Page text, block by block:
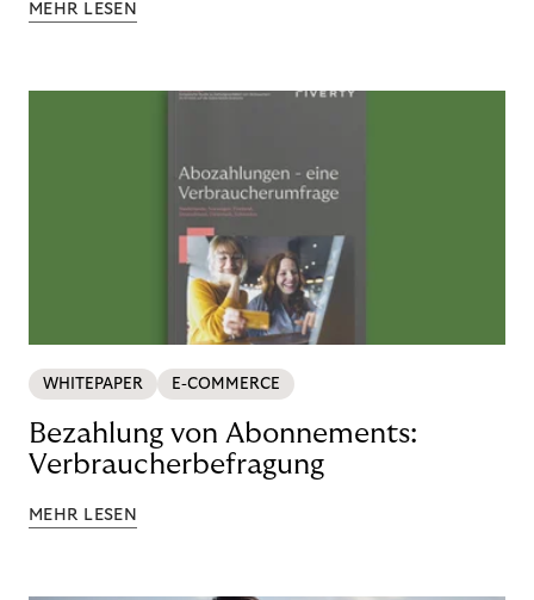
MEHR LESEN
WHITEPAPER E-COMMERCE
Bezahlung von Abonnements:
Verbraucherbefragung
MEHR LESEN